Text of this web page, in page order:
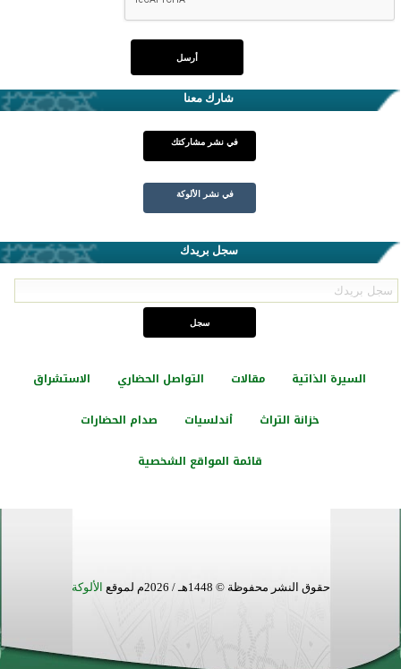
شارك معنا
في نشر مشاركتك
في نشر الألوكة
سجل بريدك
السيرة الذاتية مقالات التواصل الحضاري الاستشراق
خزانة التراث أندلسيات صدام الحضارات
قائمة المواقع الشخصية
حقوق النشر محفوظة © 1448هـ / 2026م لموقع الألوكة